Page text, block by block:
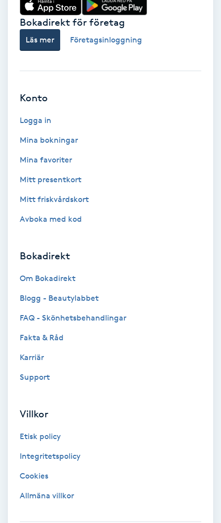
Hälsa
Hälsprickor
Idrottsmassage
IR-massage
Japansk massage
Keratinbehandling
Kinesisk medicin
Klippning
Bokadirekt för företag
Läs mer Företagsinloggning
Konto
Logga in
Mina bokningar
Mina favoriter
Mitt presentkort
Mitt friskvårdskort
Avboka med kod
Bokadirekt
Om Bokadirekt
Blogg - Beautylabbet
FAQ - Skönhetsbehandlingar
Fakta & Råd
Karriär
Support
Villkor
Etisk policy
Integritetspolicy
Cookies
Allmäna villkor